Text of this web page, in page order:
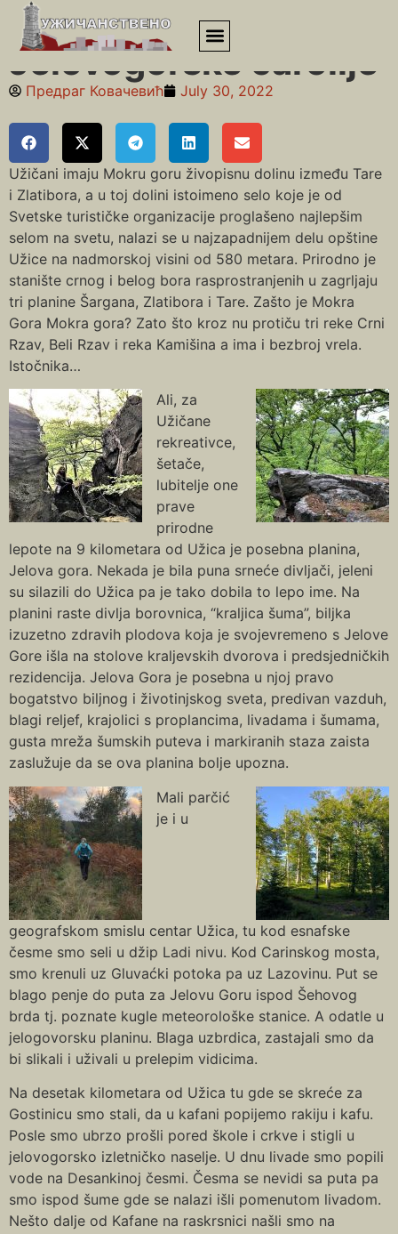
Почетна»Jelovogorske čarolije
Jelovogorske čarolije
Предраг Ковачевић July 30, 2022
Užičani imaju Mokru goru živopisnu dolinu između Tare
i Zlatibora, a u toj dolini istoimeno selo koje je od
Svetske turističke organizacije proglašeno najlepšim
selom na svetu, nalazi se u najzapadnijem delu opštine
Užice na nadmorskoj visini od 580 metara. Prirodno je
stanište crnog i belog bora rasprostranjenih u zagrljaju
tri planine Šargana, Zlatibora i Tare. Zašto je Mokra
Gora Mokra gora? Zato što kroz nu protiču tri reke Crni
Rzav, Beli Rzav i reka Kamišina a ima i bezbroj vrela.
Istočnika…
Ali, za
Užičane
rekreativce,
šetače,
lubitelje one
prave
prirodne
lepote na 9 kilometara od Užica je posebna planina,
Jelova gora. Nekada je bila puna srneće divljači, jeleni
su silazili do Užica pa je tako dobila to lepo ime. Na
planini raste divlja borovnica, “kraljica šuma”, biljka
izuzetno zdravih plodova koja je svojevremeno s Jelove
Gore išla na stolove kraljevskih dvorova i predsjedničkih
rezidencija. Jelova Gora je posebna u njoj pravo
bogatstvo biljnog i životinjskog sveta, predivan vazduh,
blagi reljef, krajolici s proplancima, livadama i šumama,
gusta mreža šumskih puteva i markiranih staza zaista
zaslužuje da se ova planina bolje upozna.
Mali parčić
je i u
geografskom smislu centar Užica, tu kod esnafske
česme smo seli u džip Ladi nivu. Kod Carinskog mosta,
smo krenuli uz Gluvaćki potoka pa uz Lazovinu. Put se
blago penje do puta za Jelovu Goru ispod Šehovog
brda tj. poznate kugle meteorološke stanice. A odatle u
jelogovorsku planinu. Blaga uzbrdica, zastajali smo da
bi slikali i uživali u prelepim vidicima.
Na desetak kilometara od Užica tu gde se skreće za
Gostinicu smo stali, da u kafani popijemo rakiju i kafu.
Posle smo ubrzo prošli pored škole i crkve i stigli u
jelovogorsko izletničko naselje. U dnu livade smo popili
vode na Desankinoj česmi. Česma se nevidi sa puta pa
smo ispod šume gde se nalazi išli pomenutom livadom.
Nešto dalje od Kafane na raskrsnici našli smo na